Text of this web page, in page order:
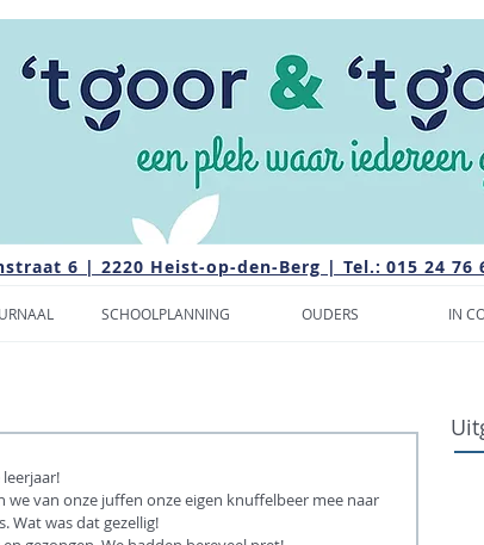
6 | 2220 Heist-op-den-Berg | Tel.: 015 24
SCHOOLPLANNING OUDERS IN
we van onze juffen onze eigen knuffelbeer mee naar
Wat was dat gezellig!